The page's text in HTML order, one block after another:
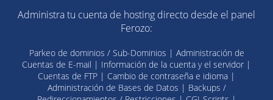
Administra tu cuenta de hosting directo desde el panel
Ferozo:
Parkeo de dominios / Sub-Dominios | Administración de
Cuentas de E-mail | Información de la cuenta y el servidor |
Cuentas de FTP | Cambio de contraseña e idioma |
Administración de Bases de Datos | Backups /